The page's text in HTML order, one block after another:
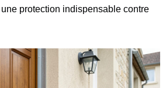
protection indispensable contre